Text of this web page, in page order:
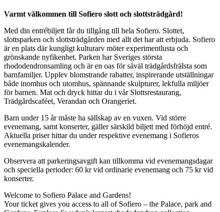
Varmt välkommen till Sofiero slott och slottsträdgård!
Med din entrébiljett får du tillgång till hela Sofiero. Slottet,
slottsparken och slottsträdgården med allt det har att erbjuda. Sofiero
är en plats där kungligt kulturarv möter experimentlusta och
grönskande nyfikenhet. Parken har Sveriges största
rhododendronsamling och är en oas för såväl trädgårdsfrälsta som
barnfamiljer. Upplev blomstrande rabatter, inspirerande utställningar
både inomhus och utomhus, spännande skulpturer, lekfulla miljöer
för barnen. Mat och dryck hittar du i vår Slottsrestaurang,
Trädgårdscaféet, Verandan och Orangeriet.
Barn under 15 år måste ha sällskap av en vuxen. Vid större
evenemang, samt konserter, gäller särskild biljett med förhöjd entré.
Aktuella priser hittar du under respektive evenemang i Sofieros
evenemangskalender.
Observera att parkeringsavgift kan tillkomma vid evenemangsdagar
och speciella perioder: 60 kr vid ordinarie evenemang och 75 kr vid
konserter.
Welcome to Sofiero Palace and Gardens!
Your ticket gives you access to all of Sofiero – the Palace, park and